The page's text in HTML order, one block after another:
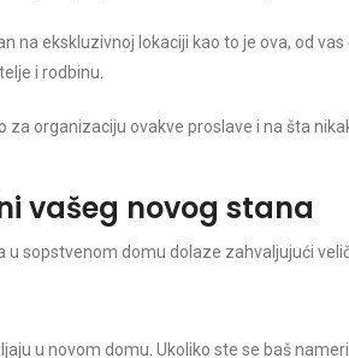
na ekskluzivnoj lokaciji kao to je ova, od vas
i rodbinu.
organizaciju ovakve proslave i na šta
vašeg novog stana
u sopstvenom domu dolaze zahvaljujući
u novom domu. Ukoliko ste se baš